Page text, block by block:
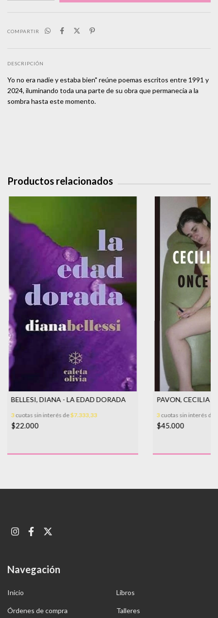
COMPARTIR
DESCRIPCIÓN
Yo no era nadie y estaba bien" reúne poemas escritos entre 1991 y
2024, iluminando toda una parte de su obra que permanecía a la
sombra hasta este momento.
Productos relacionados
BELLESI, DIANA - LA EDAD DORADA
3cuotas sin interés de$7.333,33
$22.000
PAVON, CECILIA -
3cuotas sin interés de
$45.000
Navegación
Inicio Libros
Órdenes de compra Talleres